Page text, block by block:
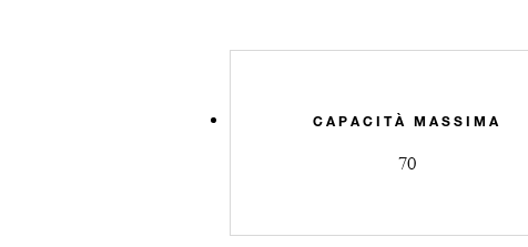
CAPACITÀ MASSIMA
70